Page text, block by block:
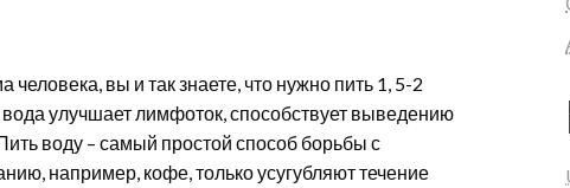
вы и так знаете, что нужно пить 1, 5-2
улучшает лимфоток, способствует выведению
воду – самый простой способ борьбы с
например, кофе, только усугубляют течение